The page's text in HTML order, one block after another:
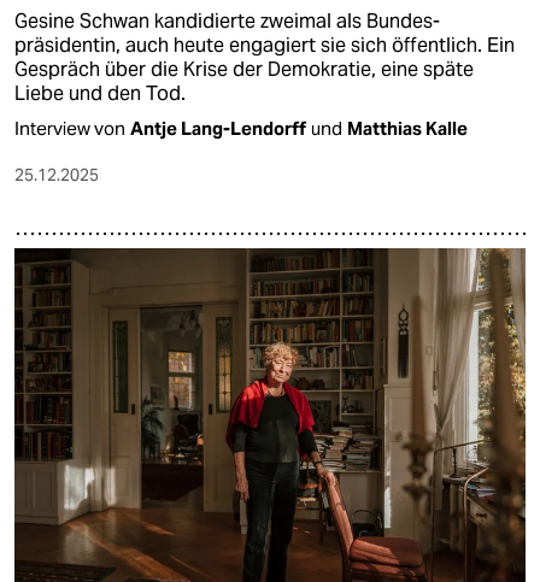
Gesine Schwan kandidierte zweimal als Bundes­
präsidentin, auch heute engagiert sie sich öffentlich. Ein
Gespräch über die Krise der Demokratie, eine späte
Liebe und den Tod.
Interview von Antje Lang-Lendorff und Matthias Kalle
25.12.2025